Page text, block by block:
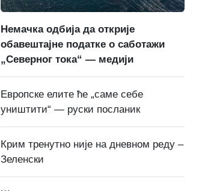
Немачка одбија да открије
обавештајне податке о саботажи
„Северног тока“ — медији
Европске елите ће „саме себе
уништити“ — руски посланик
Крим тренутно није на дневном реду –
Зеленски